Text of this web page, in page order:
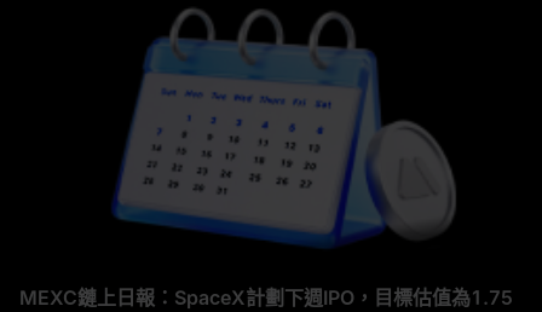
銀行發行和支持的數字貨幣監管標準方面發揮主導作用。該框架提
案代表了在傳統金融系統中使穩定幣合法化的關鍵一步，同時建立
消費者保護和運營要求。
MEXC鏈上日報：SpaceX計劃下週IPO，目標估值為1.75